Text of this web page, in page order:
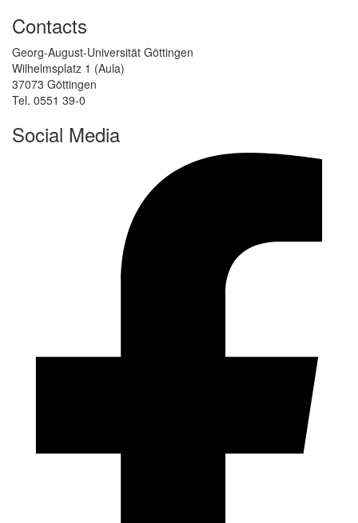
Contacts
Georg-August-Universität Göttingen
Wilhelmsplatz 1 (Aula)
37073 Göttingen
Tel. 0551 39-0
Social Media